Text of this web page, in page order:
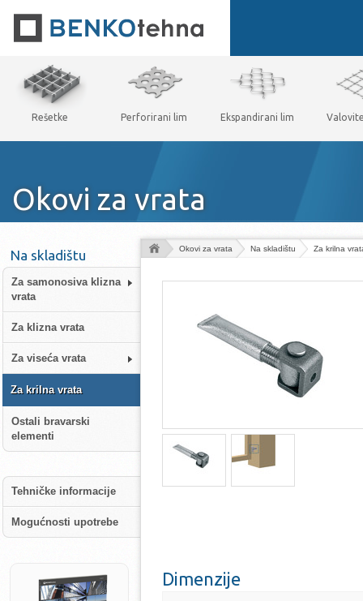
Rešetke Perforirani lim Ekspandirani lim
Okovi za vrata
Okovi za vrata Na skladištu Za krilna
Dimenzije
Na skladištu
Za samonosiva klizna
vrata
Za klizna vrata
Za viseća vrata
Za krilna vrata
Ostali bravarski
elementi
Tehničke informacije
Mogućnosti upotrebe